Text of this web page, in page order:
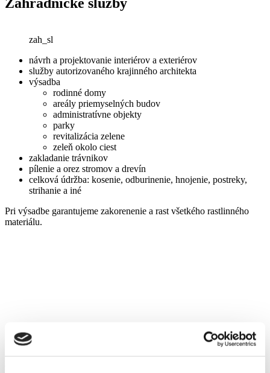
Záhradnícke služby
zah_sl
návrh a projektovanie interiérov a exteriérov
služby autorizovaného krajinného architekta
výsadba
rodinné domy
areály priemyselných budov
administratívne objekty
parky
revitalizácia zelene
zeleň okolo ciest
zakladanie trávnikov
pílenie a orez stromov a drevín
celková údržba: kosenie, odburinenie, hnojenie, postreky,
strihanie a iné
Pri výsadbe garantujeme zakorenenie a rast všetkého rastlinného
materiálu.